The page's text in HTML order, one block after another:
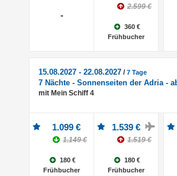
-
2.599 €
360 €
Frühbucher
15.08.2027 - 22.08.2027 /7 Tage
7 Nächte - Sonnenseiten der Adria -
mit Mein Schiff 4
1.099 €
1.149 €
180 €
Frühbucher
1.539 €
1.519 €
180 €
Frühbucher